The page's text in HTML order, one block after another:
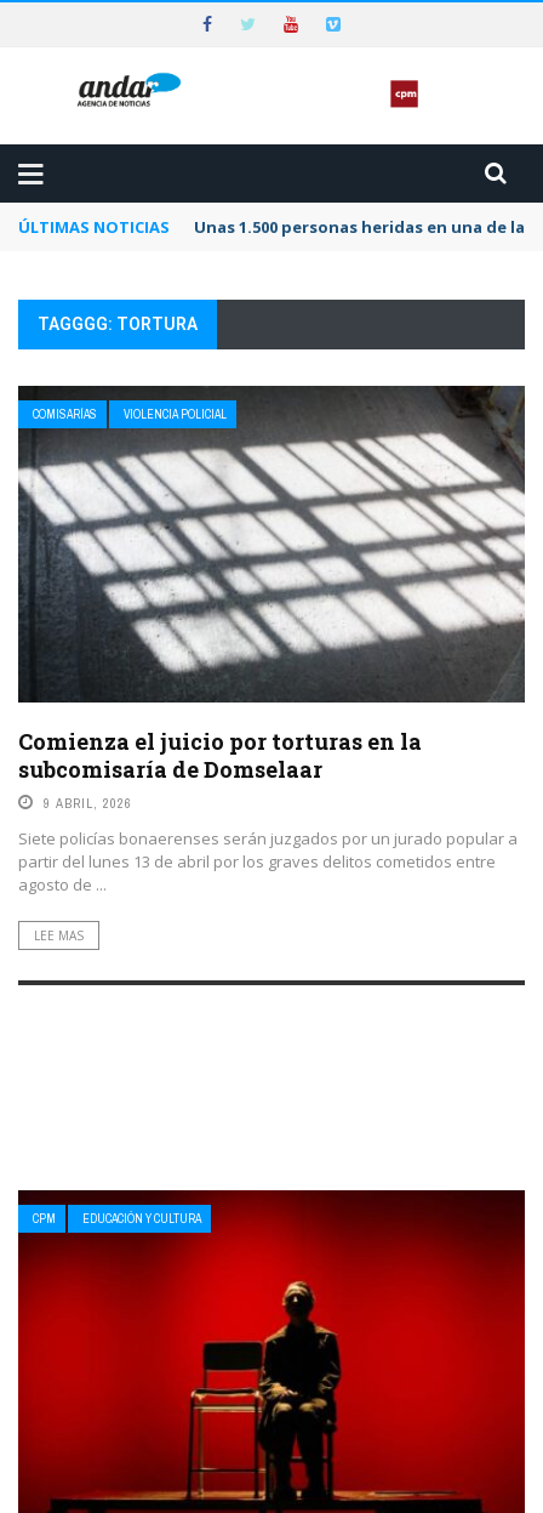
ÚLTIMAS NOTICIAS Unas 1.500 personas heridas en una de
TAGGGG: TORTURA
COMISARÍAS VIOLENCIA POLICIAL
Comienza el juicio por torturas en la
subcomisaría de Domselaar
9 ABRIL, 2026
Siete policías bonaerenses serán juzgados por un jurado popular a
partir del lunes 13 de abril por los graves delitos cometidos entre
agosto de ...
LEE MAS
CPM EDUCACIÓN Y CULTURA